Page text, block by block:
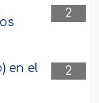
2
2
en el